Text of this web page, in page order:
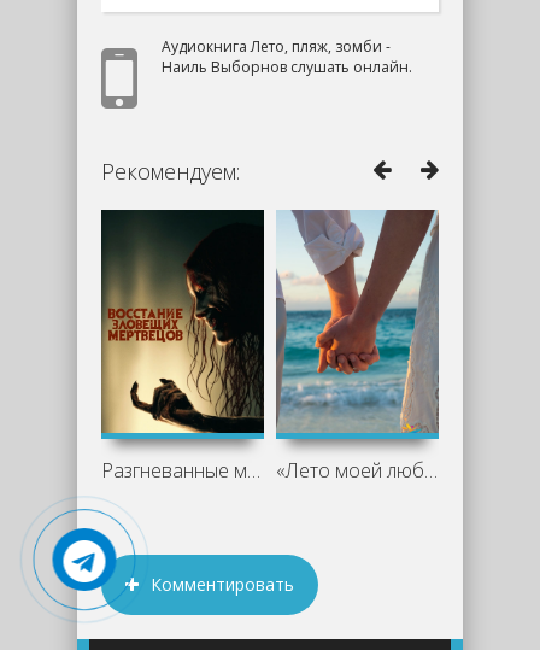
Аудиокнига Лето, пляж, зомби -
Наиль Выборнов слушать онлайн.
Рекомендуем:
Разгневанные мертвецы «Лето моей любви»: книга, которая
Комментировать